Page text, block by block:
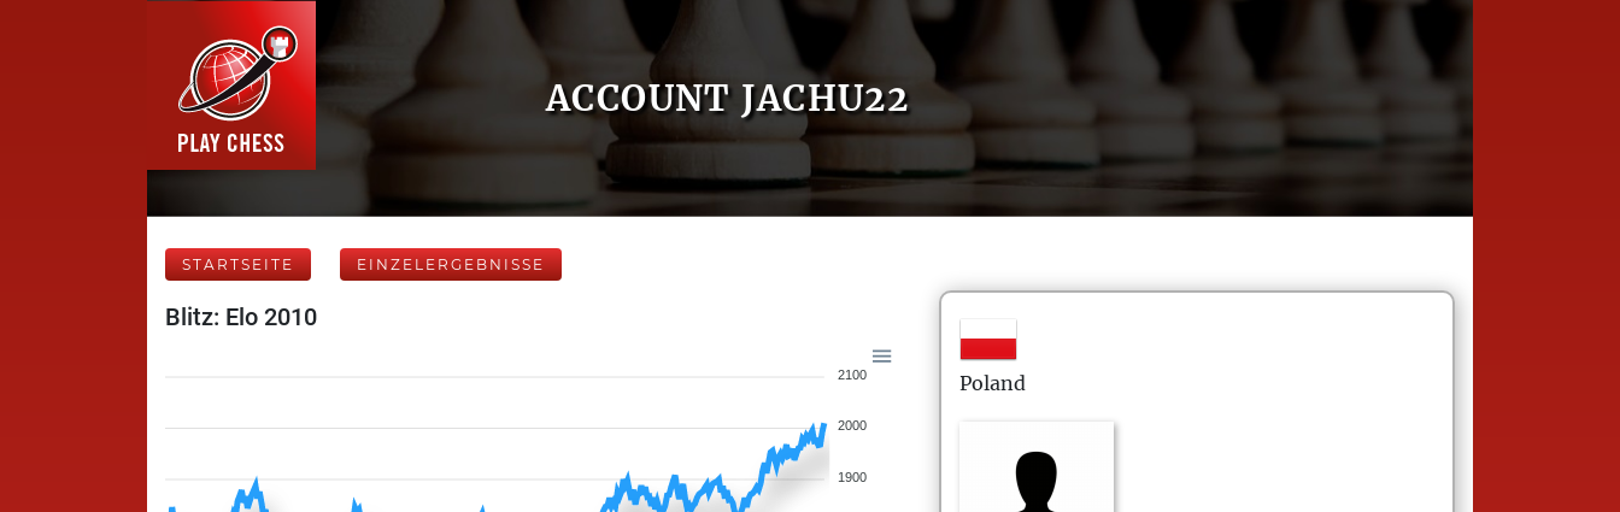
ACCOUNT JACHU22
STARTSEITE EINZELERGEBNISSE
Blitz: Elo 2010
2100
2000
1900
Poland